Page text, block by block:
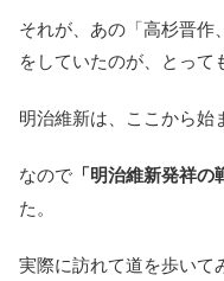
それが、あの「高杉晋作
をしていたのが、とって
明治維新は、ここから始
なので 「明治維新発祥の
た。
実際に訪れて道を歩いて